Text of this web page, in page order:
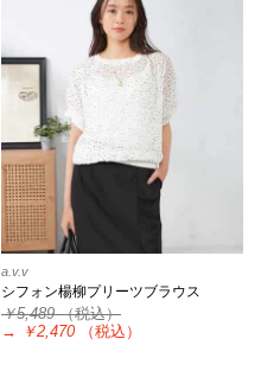
a.v.v
シフォン楊柳プリーツブラウス
￥5,489（税込）
→
￥2,470 （税込）